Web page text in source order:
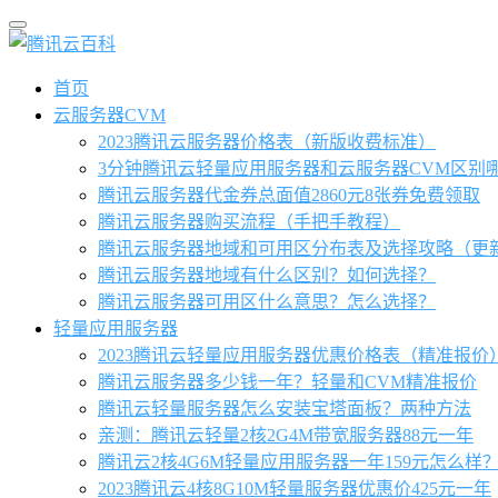
首页
云服务器CVM
2023腾讯云服务器价格表（新版收费标准）
3分钟腾讯云轻量应用服务器和云服务器CVM区别
腾讯云服务器代金券总面值2860元8张券免费领取
腾讯云服务器购买流程（手把手教程）
腾讯云服务器地域和可用区分布表及选择攻略（更
腾讯云服务器地域有什么区别？如何选择？
腾讯云服务器可用区什么意思？怎么选择？
轻量应用服务器
2023腾讯云轻量应用服务器优惠价格表（精准报价）
腾讯云服务器多少钱一年？轻量和CVM精准报价
腾讯云轻量服务器怎么安装宝塔面板？两种方法
亲测：腾讯云轻量2核2G4M带宽服务器88元一年
腾讯云2核4G6M轻量应用服务器一年159元怎么样？
2023腾讯云4核8G10M轻量服务器优惠价425元一年